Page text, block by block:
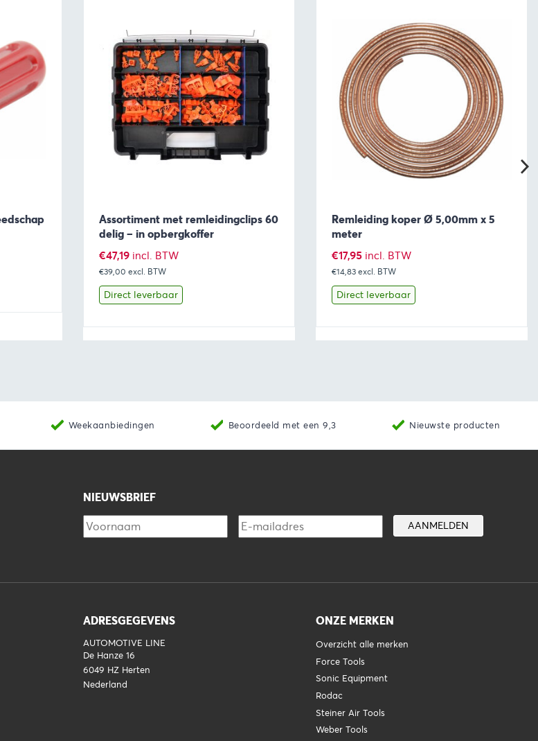
Assortiment met remleidingclips 60
delig – in opbergkoffer
€47,19 incl. BTW
€39,00 excl. BTW
Direct leverbaar
Remleiding koper Ø 5,00mm x 5
meter
€17,95 incl. BTW
€14,83 excl. BTW
Direct leverbaar
Weekaanbiedingen Beoordeeld met een 9,3 Nieuwste producten
NIEUWSBRIEF
ADRESGEGEVENS
AUTOMOTIVE LINE
De Hanze 16
6049 HZ Herten
Nederland
ONZE MERKEN
Overzicht alle merken
Force Tools
Sonic Equipment
Rodac
Steiner Air Tools
Weber Tools